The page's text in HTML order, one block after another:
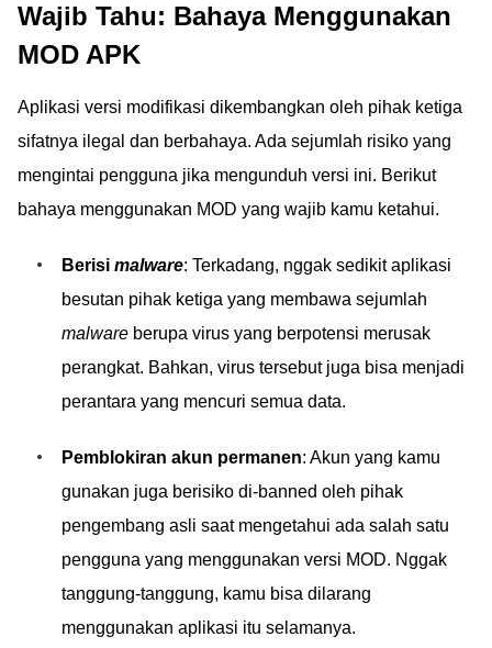
Dijamin, tampilan
WhatsApp-mu nggak
akan ngebosenin lagi,
deh! Buruan dicoba!
Wajib Tahu: Bahaya Menggunakan
MOD APK
Aplikasi versi modifikasi dikembangkan oleh pihak ketiga
sifatnya ilegal dan berbahaya. Ada sejumlah risiko yang
mengintai pengguna jika mengunduh versi ini. Berikut
bahaya menggunakan MOD yang wajib kamu ketahui.
Berisi malware: Terkadang, nggak sedikit aplikasi
besutan pihak ketiga yang membawa sejumlah
malware berupa virus yang berpotensi merusak
perangkat. Bahkan, virus tersebut juga bisa menjadi
perantara yang mencuri semua data.
Pemblokiran akun permanen: Akun yang kamu
gunakan juga berisiko di-banned oleh pihak
pengembang asli saat mengetahui ada salah satu
pengguna yang menggunakan versi MOD. Nggak
tanggung-tanggung, kamu bisa dilarang
menggunakan aplikasi itu selamanya.